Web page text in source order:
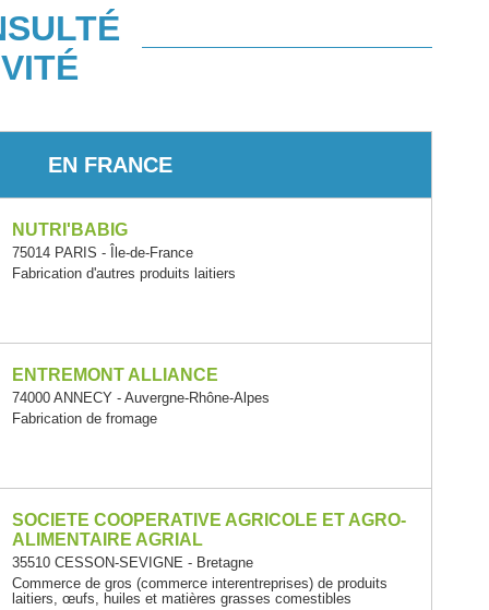
EN FRANCE
NUTRI'BABIG
75014 PARIS - Île-de-France
Fabrication d'autres produits laitiers
ENTREMONT ALLIANCE
74000 ANNECY - Auvergne-Rhône-Alpes
Fabrication de fromage
SOCIETE COOPERATIVE AGRICOLE ET AGRO-
ALIMENTAIRE AGRIAL
35510 CESSON-SEVIGNE - Bretagne
Commerce de gros (commerce interentreprises) de produits
laitiers, œufs, huiles et matières grasses comestibles